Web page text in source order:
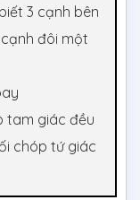
3 cạnh bên
đôi một
tam giác đều
chóp tứ giác